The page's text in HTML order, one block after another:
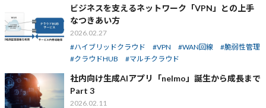
ビジネスを支えるネットワーク「VPN」との上手
なつきあい方
2026.02.27
ハイブリッドクラウド
VPN WAN回線
脆弱性管理
クラウドHUB
マルチクラウド
社内向け生成AIアプリ「nelmo」誕生から成長まで
Part 3
2026.02.11